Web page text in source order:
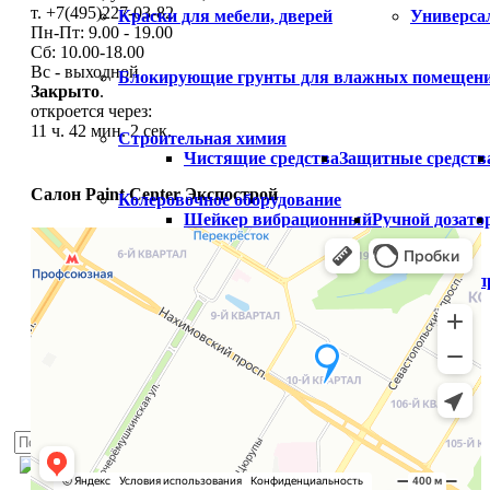
т. +7(495)227-03-82
Пн-Пт: 9.00 - 19.00
Сб: 10.00-18.00
Вс - выходной
Закрыто.
откроется через:
11 ч. 42 мин. 1 сек.
Салон Paint Center Экспострой
Краски для мебели, дверей
Блокирующие грунты для влажных
Строительная химия
Чистящие средстваЗащитные
Колеровочное оборудование
Шейкер вибрационныйРучной
Распродажа
Готовый цветРаспродажа краски